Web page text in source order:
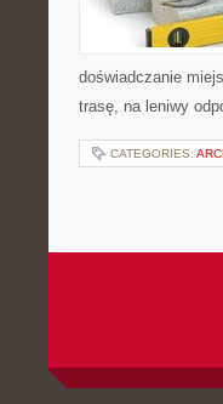
doświadczanie
trasę, na leniwy
CATEGORIES: